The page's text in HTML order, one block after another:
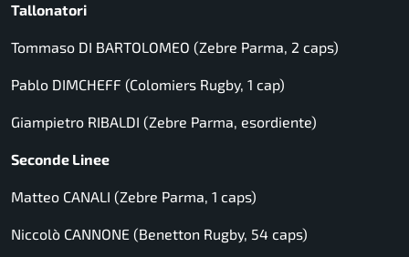
Tallonatori
Tommaso DI BARTOLOMEO (Zebre Parma, 2 caps)
Pablo DIMCHEFF (Colomiers Rugby, 1 cap)
Giampietro RIBALDI (Zebre Parma, esordiente)
Seconde Linee
Matteo CANALI (Zebre Parma, 1 caps)
Niccolò CANNONE (Benetton Rugby, 54 caps)